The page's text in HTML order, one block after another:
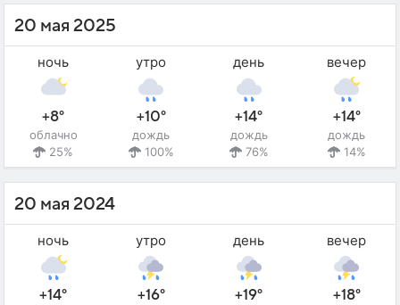
20 мая 2025
ночь
+8°
облачно
25%
утро
+10°
дождь
100%
день
+14°
дождь
76%
вечер
+14°
дождь
14%
20 мая 2024
ночь
+14°
утро
+16°
день
+19°
вечер
+18°